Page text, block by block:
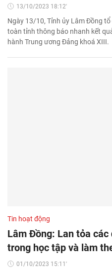
13/10/2023 18:12'
Ngày 13/10, Tỉnh ủy Lâm Đồng
toàn tỉnh thông báo nhanh kết
hành Trung ương Đảng khoá XIII.
Tin hoạt động
Lâm Đồng: Lan tỏa
trong học tập và làm
01/10/2023 15:11'